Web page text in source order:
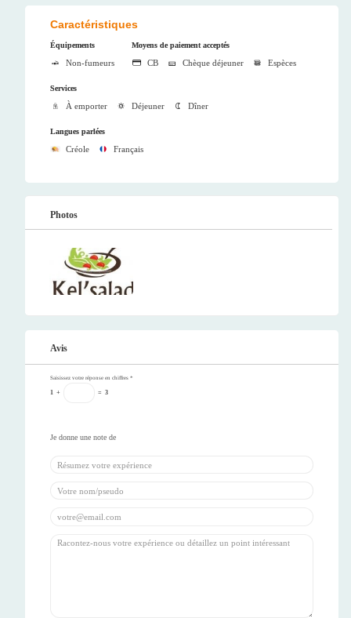
Caractéristiques
Équipements
Non-fumeurs
Moyens de paiement acceptés
CB Chèque déjeuner Espèces
Services
À emporter Déjeuner Dîner
Langues parlées
Créole Français
Photos
Avis
Saisissez votre réponse en chiffres *
1 + = 3